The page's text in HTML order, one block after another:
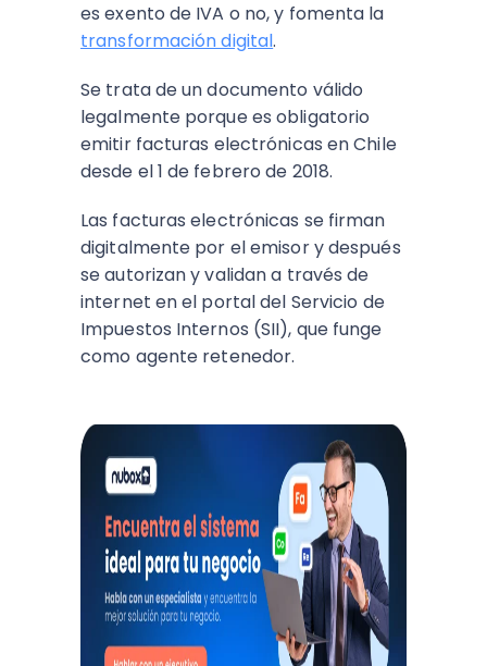
es exento de IVA o no, y fomenta la
transformación digital.
Se trata de un documento válido
legalmente porque es obligatorio
emitir facturas electrónicas en Chile
desde el 1 de febrero de 2018.
Las facturas electrónicas se firman
digitalmente por el emisor y después
se autorizan y validan a través de
internet en el portal del Servicio de
Impuestos Internos (SII), que funge
como agente retenedor.